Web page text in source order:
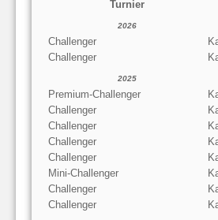
Turnier
2026
Challenger
Challenger
2025
Premium-Challenger
Challenger
Challenger
Challenger
Challenger
Mini-Challenger
Challenger
Challenger